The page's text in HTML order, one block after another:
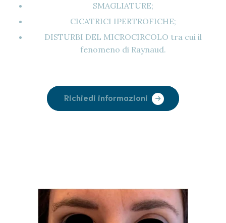
SMAGLIATURE;
CICATRICI IPERTROFICHE;
DISTURBI DEL MICROCIRCOLO tra cui il
fenomeno di Raynaud.
Richiedi informazioni